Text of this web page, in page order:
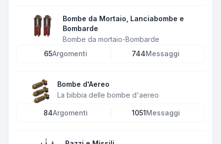
Bombe da Mortaio, Lanciabombe e
Bombarde
Bombe da mortaio-Bombarde
65Argomenti 744Messaggi
Bombe d'Aereo
La bibbia delle bombe d'aereo
84Argomenti 1051 Messaggi